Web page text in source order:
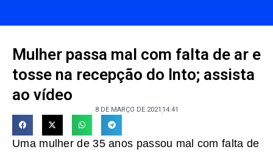
Mulher passa mal com falta de ar e
tosse na recepção do Into; assista
ao vídeo
8 DE MARÇO DE 2021 14:41
Uma mulher de 35 anos passou mal com falta de